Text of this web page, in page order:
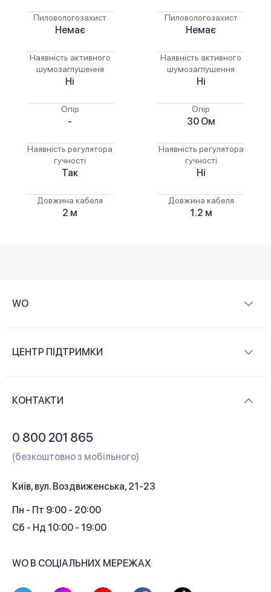
Пиловологозахист
Немає
Наявність активного
шумозаглушення
Ні
Опір
-
Наявність регулятора
гучності
Так
Довжина кабеля
2 м
Пиловологозахист
Немає
Наявність активного
шумозаглушення
Ні
Опір
30 Ом
Наявність регулятора
гучності
Ні
Довжина кабеля
1.2 м
WO
Контакти
ЦЕНТР ПІДТРИМКИ
Кешбек
КОНТАКТИ
0 800 201 865
(безкоштовно з мобільного)
Київ, вул. Воздвиженська, 21-23
Пн - Пт 9:00 - 20:00
Сб - Нд 10:00 - 19:00
WO В СОЦІАЛЬНИХ МЕРЕЖАХ